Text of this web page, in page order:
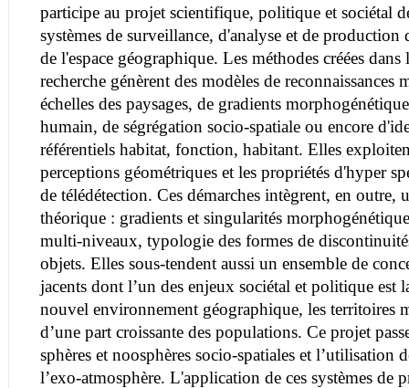
participe au projet scientifique, politique et sociétal
systèmes de surveillance, d'analyse et de production
de l'espace géographique. Les méthodes créées dans
recherche génèrent des modèles de
échelles des paysages, de gradients
humain, de ségrégation socio-spatiale ou encore
référentiels habitat, fonction, habitant. Elles
perceptions géométriques et les propriétés d'hyper
de télédétection. Ces démarches intègrent, en outre,
théorique : gradients et singularités
multi-niveaux, typologie des formes de
objets. Elles sous-tendent aussi un ensemble de
jacents dont l’un des enjeux sociétal et politique est
nouvel environnement géographique, les territoires
d’une part croissante des populations. Ce projet
sphères et noosphères socio-spatiales et l’utilisation
l’exo-atmosphère. L'application de ces systèmes